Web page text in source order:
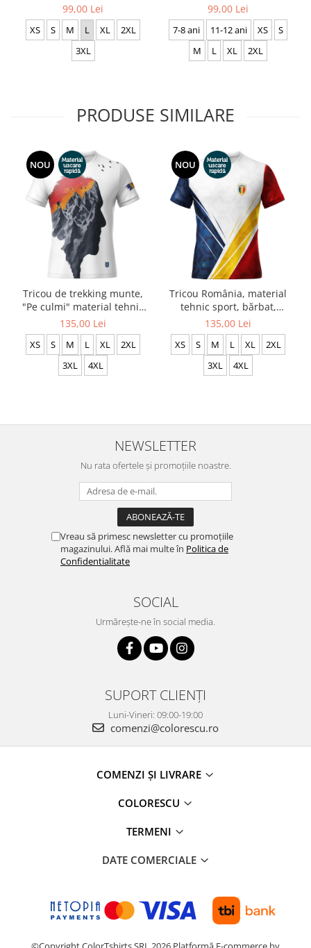
99,00 Lei
XS S M L XL
2XL
3XL
99,00 Lei
7-8 ani 11-12 ani XS
S
M
L XL 2XL
PRODUSE SIMILARE
NOU
Tricou de trekking munte,
"Pe culmi" material tehnic
sport, culoare albă CS65
135,00 Lei
XS S M L XL
2XL
3XL
4XL
NOU
Tricou România, material
tehnic sport, bărbat,
culoare albă, CS71
135,00 Lei
XS S M L XL
2XL
3XL
4XL
NEWSLETTER
Nu rata ofertele și promoțiile noastre.
Vreau să primesc newsletter cu promoțiile
magazinului. Află mai multe în Politica de
Confidentialitate
SOCIAL
Urmărește-ne în social media.
SUPORT CLIENȚI
Luni-Vineri: 09:00-19:00
comenzi@colorescu.ro
COMENZI ȘI LIVRARE
COLORESCU
TERMENI
DATE COMERCIALE